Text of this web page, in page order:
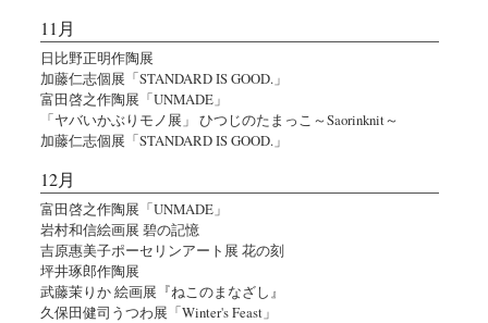
11月
日比野正明作陶展
加藤仁志個展「STANDARD IS GOOD.」
富田啓之作陶展「UNMADE」
「ヤバいかぶりモノ展」 ひつじのたまっこ～Saorinknit～
加藤仁志個展「STANDARD IS GOOD.」
12月
富田啓之作陶展「UNMADE」
岩村和信絵画展 碧の記憶
吉原惠美子ポーセリンアート展 花の刻
坪井琢郎作陶展
武藤茉りか 絵画展『ねこのまなざし』
久保田健司うつわ展「Winter's Feast」